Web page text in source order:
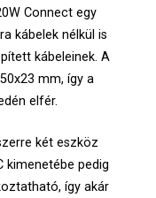
Connect egy
kábelek nélkül is
kábeleinek. A
mm, így a
elfér.
két eszköz
kimenetébe pedig
így akár